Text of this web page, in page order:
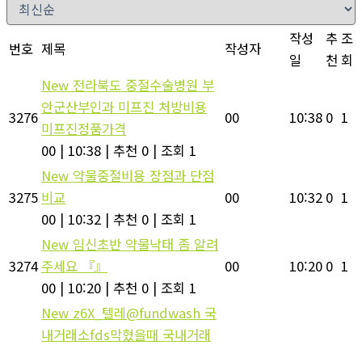
번호 제목 작성자
작성
일
추
천
조
회
3276
New 전라북도 중절수술병원 부
안군산부인과 미프진 처방비용
미프진정품가격
00 | 10:38 | 추천 0 | 조회 1
00 10:38 0 1
3275
New 약물중절비용 장점과 단점
비교
00 | 10:32 | 추천 0 | 조회 1
00 10:32 0 1
3274
New 임신초반 약물낙태 좀 알려
주세요 『』
00 | 10:20 | 추천 0 | 조회 1
00 10:20 0 1
New z6X_텔레@fundwash 국
내거래소fds막혔을때 국내거래